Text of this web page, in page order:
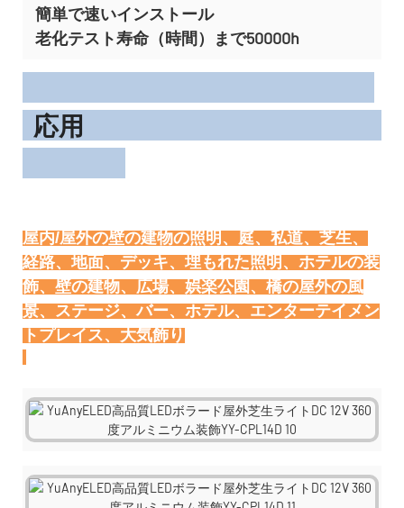
簡単で速いインストール
老化テスト寿命（時間）まで50000h
応用
屋内/屋外の壁の建物の照明、庭、私道、芝生、
経路、地面、デッキ、埋もれた照明、ホテルの装
飾、壁の建物、広場、娯楽公園、橋の屋外の風
景、ステージ、バー、ホテル、エンターテイメン